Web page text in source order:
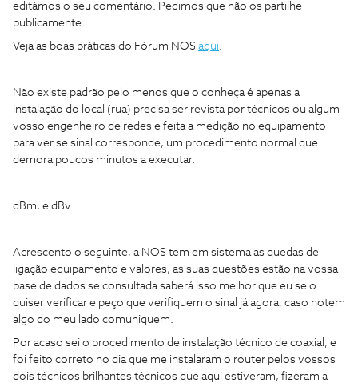
editámos o seu comentário. Pedimos que não os partilhe
publicamente.
Veja as boas práticas do Fórum NOS aqui.
Não existe padrão pelo menos que o conheça é apenas a
instalação do local (rua) precisa ser revista por técnicos ou algum
vosso engenheiro de redes e feita a medição no equipamento
para ver se sinal corresponde, um procedimento normal que
demora poucos minutos a executar.
dBm, e dBv….
Acrescento o seguinte, a NOS tem em sistema as quedas de
ligação equipamento e valores, as suas questões estão na vossa
base de dados se consultada saberá isso melhor que eu se o
quiser verificar e peço que verifiquem o sinal já agora, caso notem
algo do meu lado comuniquem.
Por acaso sei o procedimento de instalação técnico de coaxial, e
foi feito correto no dia que me instalaram o router pelos vossos
dois técnicos brilhantes técnicos que aqui estiveram, fizeram a